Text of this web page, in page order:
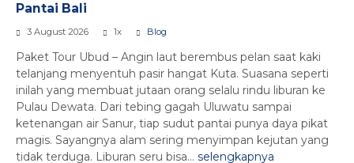
Pantai Bali
3 August 2026 1x Blog
Paket Tour Ubud – Angin laut berembus pelan saat kaki
telanjang menyentuh pasir hangat Kuta. Suasana seperti
inilah yang membuat jutaan orang selalu rindu liburan ke
Pulau Dewata. Dari tebing gagah Uluwatu sampai
ketenangan air Sanur, tiap sudut pantai punya daya pikat
magis. Sayangnya alam sering menyimpan kejutan yang
tidak terduga. Liburan seru bisa... selengkapnya